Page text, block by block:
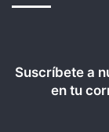
Suscríbete a
en tu